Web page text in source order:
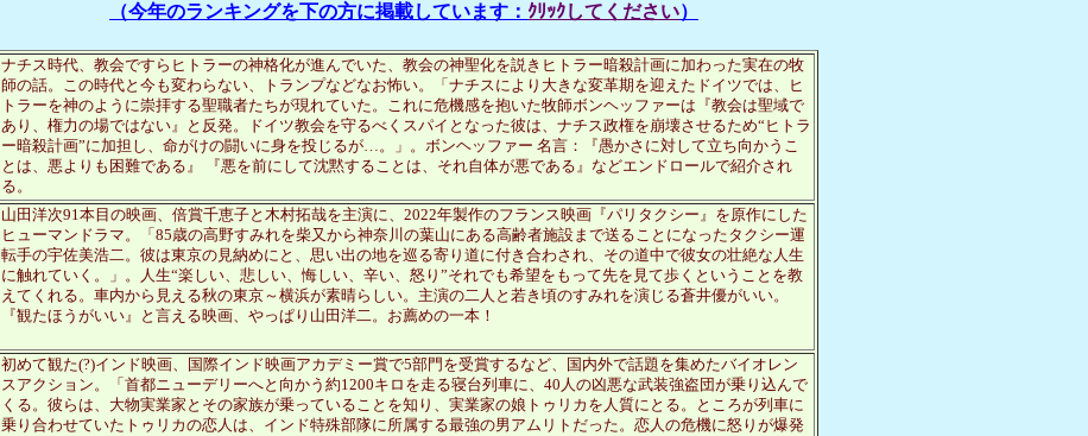
（今年のランキングを下の方に掲載しています： ｸﾘｯｸしてください）
ナチス時代、教会ですらヒトラーの神格化が進んでいた、教会の神聖化を説きヒトラー暗殺計画に加わった実在の牧
師の話。この時代と今も変わらない、トランプなどなお怖い。「ナチスにより大きな変革期を迎えたドイツでは、ヒ
トラーを神のように崇拝する聖職者たちが現れていた。これに危機感を抱いた牧師ボンヘッファーは『教会は聖域で
あり、権力の場ではない』と反発。ドイツ教会を守るべくスパイとなった彼は、ナチス政権を崩壊させるため“ヒトラ
ー暗殺計画”に加担し、命がけの闘いに身を投じるが…。」。ボンヘッファー 名言：『愚かさに対して立ち向かうこ
とは、悪よりも困難である』 『悪を前にして沈黙することは、それ自体が悪である』などエンドロールで紹介され
る。
山田洋次91本目の映画、倍賞千恵子と木村拓哉を主演に、2022年製作のフランス映画『パリタクシー』を原作にした
ヒューマンドラマ。「85歳の高野すみれを柴又から神奈川の葉山にある高齢者施設まで送ることになったタクシー運
転手の宇佐美浩二。彼は東京の見納めにと、思い出の地を巡る寄り道に付き合わされ、その道中で彼女の壮絶な人生
に触れていく。」。人生“楽しい、悲しい、悔しい、辛い、怒り”それでも希望をもって先を見て歩くということを教
えてくれる。車内から見える秋の東京～横浜が素晴らしい。主演の二人と若き頃のすみれを演じる蒼井優がいい。
『観たほうがいい』と言える映画、やっぱり山田洋二。お薦めの一本！
初めて観た(?)インド映画、国際インド映画アカデミー賞で5部門を受賞するなど、国内外で話題を集めたバイオレン
スアクション。「首都ニューデリーへと向かう約1200キロを走る寝台列車に、40人の凶悪な武装強盗団が乗り込んで
くる。彼らは、大物実業家とその家族が乗っていることを知り、実業家の娘トゥリカを人質にとる。ところが列車に
乗り合わせていたトゥリカの恋人は、インド特殊部隊に所属する最強の男アムリトだった。恋人の危機に怒りが爆発